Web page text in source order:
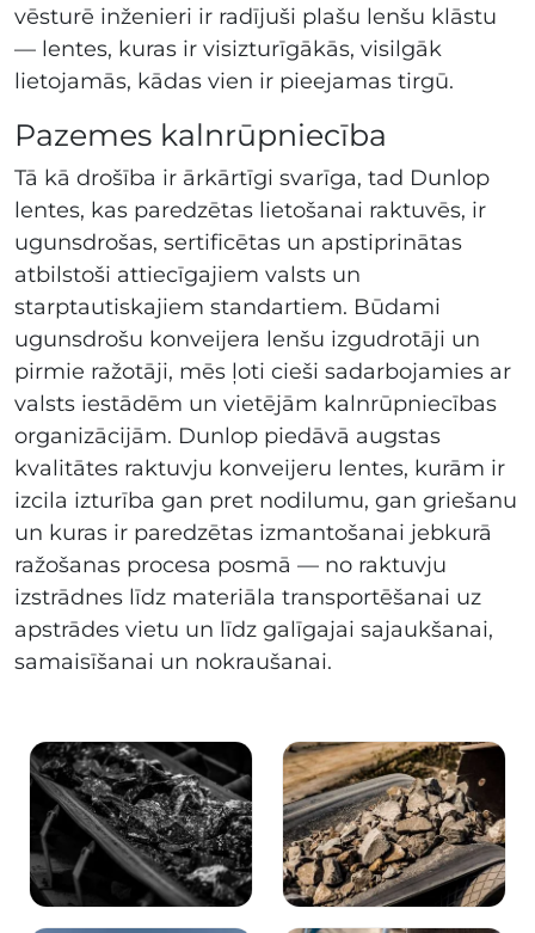
vēsturē inženieri ir radījuši plašu lenšu klāstu
— lentes, kuras ir visizturīgākās, visilgāk
lietojamās, kādas vien ir pieejamas tirgū.
Pazemes kalnrūpniecība
Tā kā drošība ir ārkārtīgi svarīga, tad Dunlop
lentes, kas paredzētas lietošanai raktuvēs, ir
ugunsdrošas, sertificētas un apstiprinātas
atbilstoši attiecīgajiem valsts un
starptautiskajiem standartiem. Būdami
ugunsdrošu konveijera lenšu izgudrotāji un
pirmie ražotāji, mēs ļoti cieši sadarbojamies ar
valsts iestādēm un vietējām kalnrūpniecības
organizācijām. Dunlop piedāvā augstas
kvalitātes raktuvju konveijeru lentes, kurām ir
izcila izturība gan pret nodilumu, gan griešanu
un kuras ir paredzētas izmantošanai jebkurā
ražošanas procesa posmā — no raktuvju
izstrādnes līdz materiāla transportēšanai uz
apstrādes vietu un līdz galīgajai sajaukšanai,
samaisīšanai un nokraušanai.